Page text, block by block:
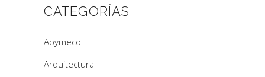
CATEGORÍAS
Apymeco
Arquitectura